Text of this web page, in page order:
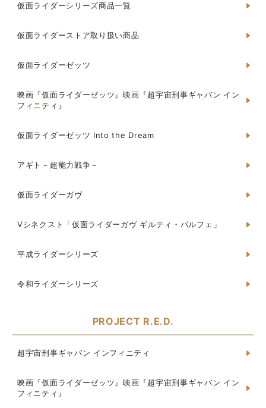
仮面ライダーシリーズ商品一覧
仮面ライダーストア取り扱い商品
仮面ライダーゼッツ
映画『仮面ライダーゼッツ』映画『超宇宙刑事ギャバン イン
フィニティ』
仮面ライダーゼッツ Into the Dream
アギト－超能力戦争－
仮面ライダーガヴ
Vシネクスト「仮面ライダーガヴ ギルティ・パルフェ」
平成ライダーシリーズ
令和ライダーシリーズ
PROJECT R.E.D.
超宇宙刑事ギャバン インフィニティ
映画『仮面ライダーゼッツ』映画『超宇宙刑事ギャバン イン
フィニティ』